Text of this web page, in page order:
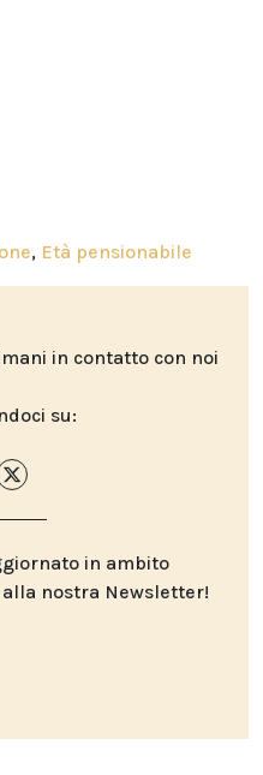
, Età pensionabile
in contatto con noi
su:
in ambito
nostra Newsletter!